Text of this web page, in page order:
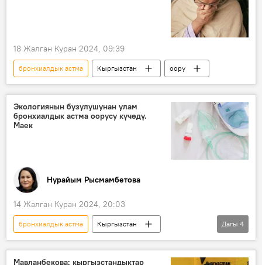
18 Жалган Куран 2024, 09:39
бронхиалдык астма Кыргызстан оору
Экологиянын бузулушунан улам
бронхиалдык астма оорусу күчөдү.
Маек
Нурайым Рысмамбетова
14 Жалган Куран 2024, 20:03
бронхиалдык астма
Кыргызстан
медицина
астма
Арууке Мавланбекова
маек
Дагы 4
Мавланбекова: кыргызстандыктар